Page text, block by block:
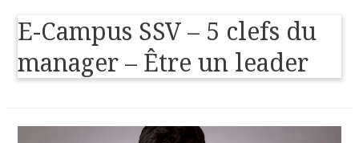
E-Campus SSV – 5 clefs du
manager – Être un leader